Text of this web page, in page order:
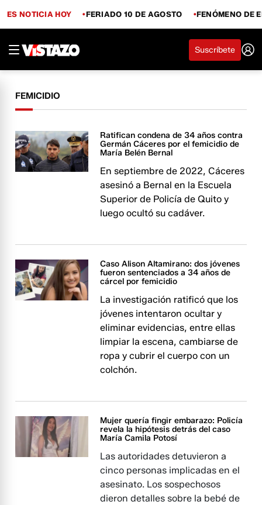
ES NOTICIA HOY FERIADO 10 DE AGOSTO FENÓMENO DE
Suscríbete
FEMICIDIO
Ratifican condena de 34 años contra
Germán Cáceres por el femicidio de
María Belén Bernal
En septiembre de 2022, Cáceres
asesinó a Bernal en la Escuela
Superior de Policía de Quito y
luego ocultó su cadáver.
Caso Alison Altamirano: dos jóvenes
fueron sentenciados a 34 años de
cárcel por femicidio
La investigación ratificó que los
jóvenes intentaron ocultar y
eliminar evidencias, entre ellas
limpiar la escena, cambiarse de
ropa y cubrir el cuerpo con un
colchón.
Mujer quería fingir embarazo: Policía
revela la hipótesis detrás del caso
María Camila Potosí
Las autoridades detuvieron a
cinco personas implicadas en el
asesinato. Los sospechosos
dieron detalles sobre la bebé de